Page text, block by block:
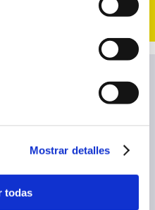
Mostrar detalles
todas